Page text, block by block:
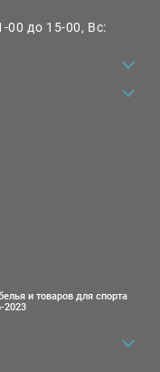
00 до 15-00, Вс:
и товаров для спорта
2023